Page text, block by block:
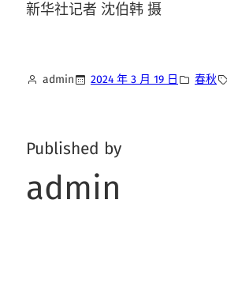
新华社记者 沈伯韩 摄
admin 2024 年 3 月 19 日 春秋
Published by
admin